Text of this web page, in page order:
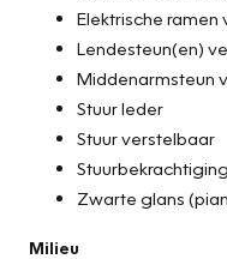
Elektrische
Lendesteun(en)
Middenarmsteun
Stuur leder
Stuur verstelbaar
Stuurbekrachtiging
Zwarte glans
Milieu